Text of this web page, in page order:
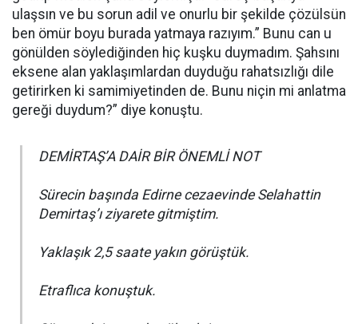
ulaşsın ve bu sorun adil ve onurlu bir şekilde çözülsün
ben ömür boyu burada yatmaya razıyım.” Bunu can u
gönülden söylediğinden hiç kuşku duymadım. Şahsını
eksene alan yaklaşımlardan duyduğu rahatsızlığı dile
getirirken ki samimiyetinden de. Bunu niçin mi anlatma
gereği duydum?” diye konuştu.
DEMİRTAŞ’A DAİR BİR ÖNEMLİ NOT
Sürecin başında Edirne cezaevinde Selahattin
Demirtaş’ı ziyarete gitmiştim.
Yaklaşık 2,5 saate yakın görüştük.
Etraflıca konuştuk.